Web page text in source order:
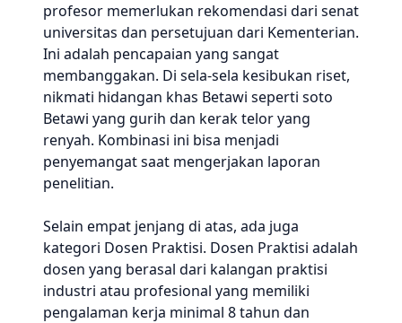
profesor memerlukan rekomendasi dari senat
universitas dan persetujuan dari Kementerian.
Ini adalah pencapaian yang sangat
membanggakan. Di sela-sela kesibukan riset,
nikmati hidangan khas Betawi seperti soto
Betawi yang gurih dan kerak telor yang
renyah. Kombinasi ini bisa menjadi
penyemangat saat mengerjakan laporan
penelitian.
Selain empat jenjang di atas, ada juga
kategori Dosen Praktisi. Dosen Praktisi adalah
dosen yang berasal dari kalangan praktisi
industri atau profesional yang memiliki
pengalaman kerja minimal 8 tahun dan